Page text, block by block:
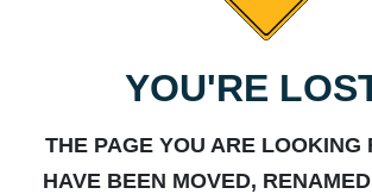
YOU'RE
THE PAGE YOU ARE LOOKING
HAVE BEEN MOVED,